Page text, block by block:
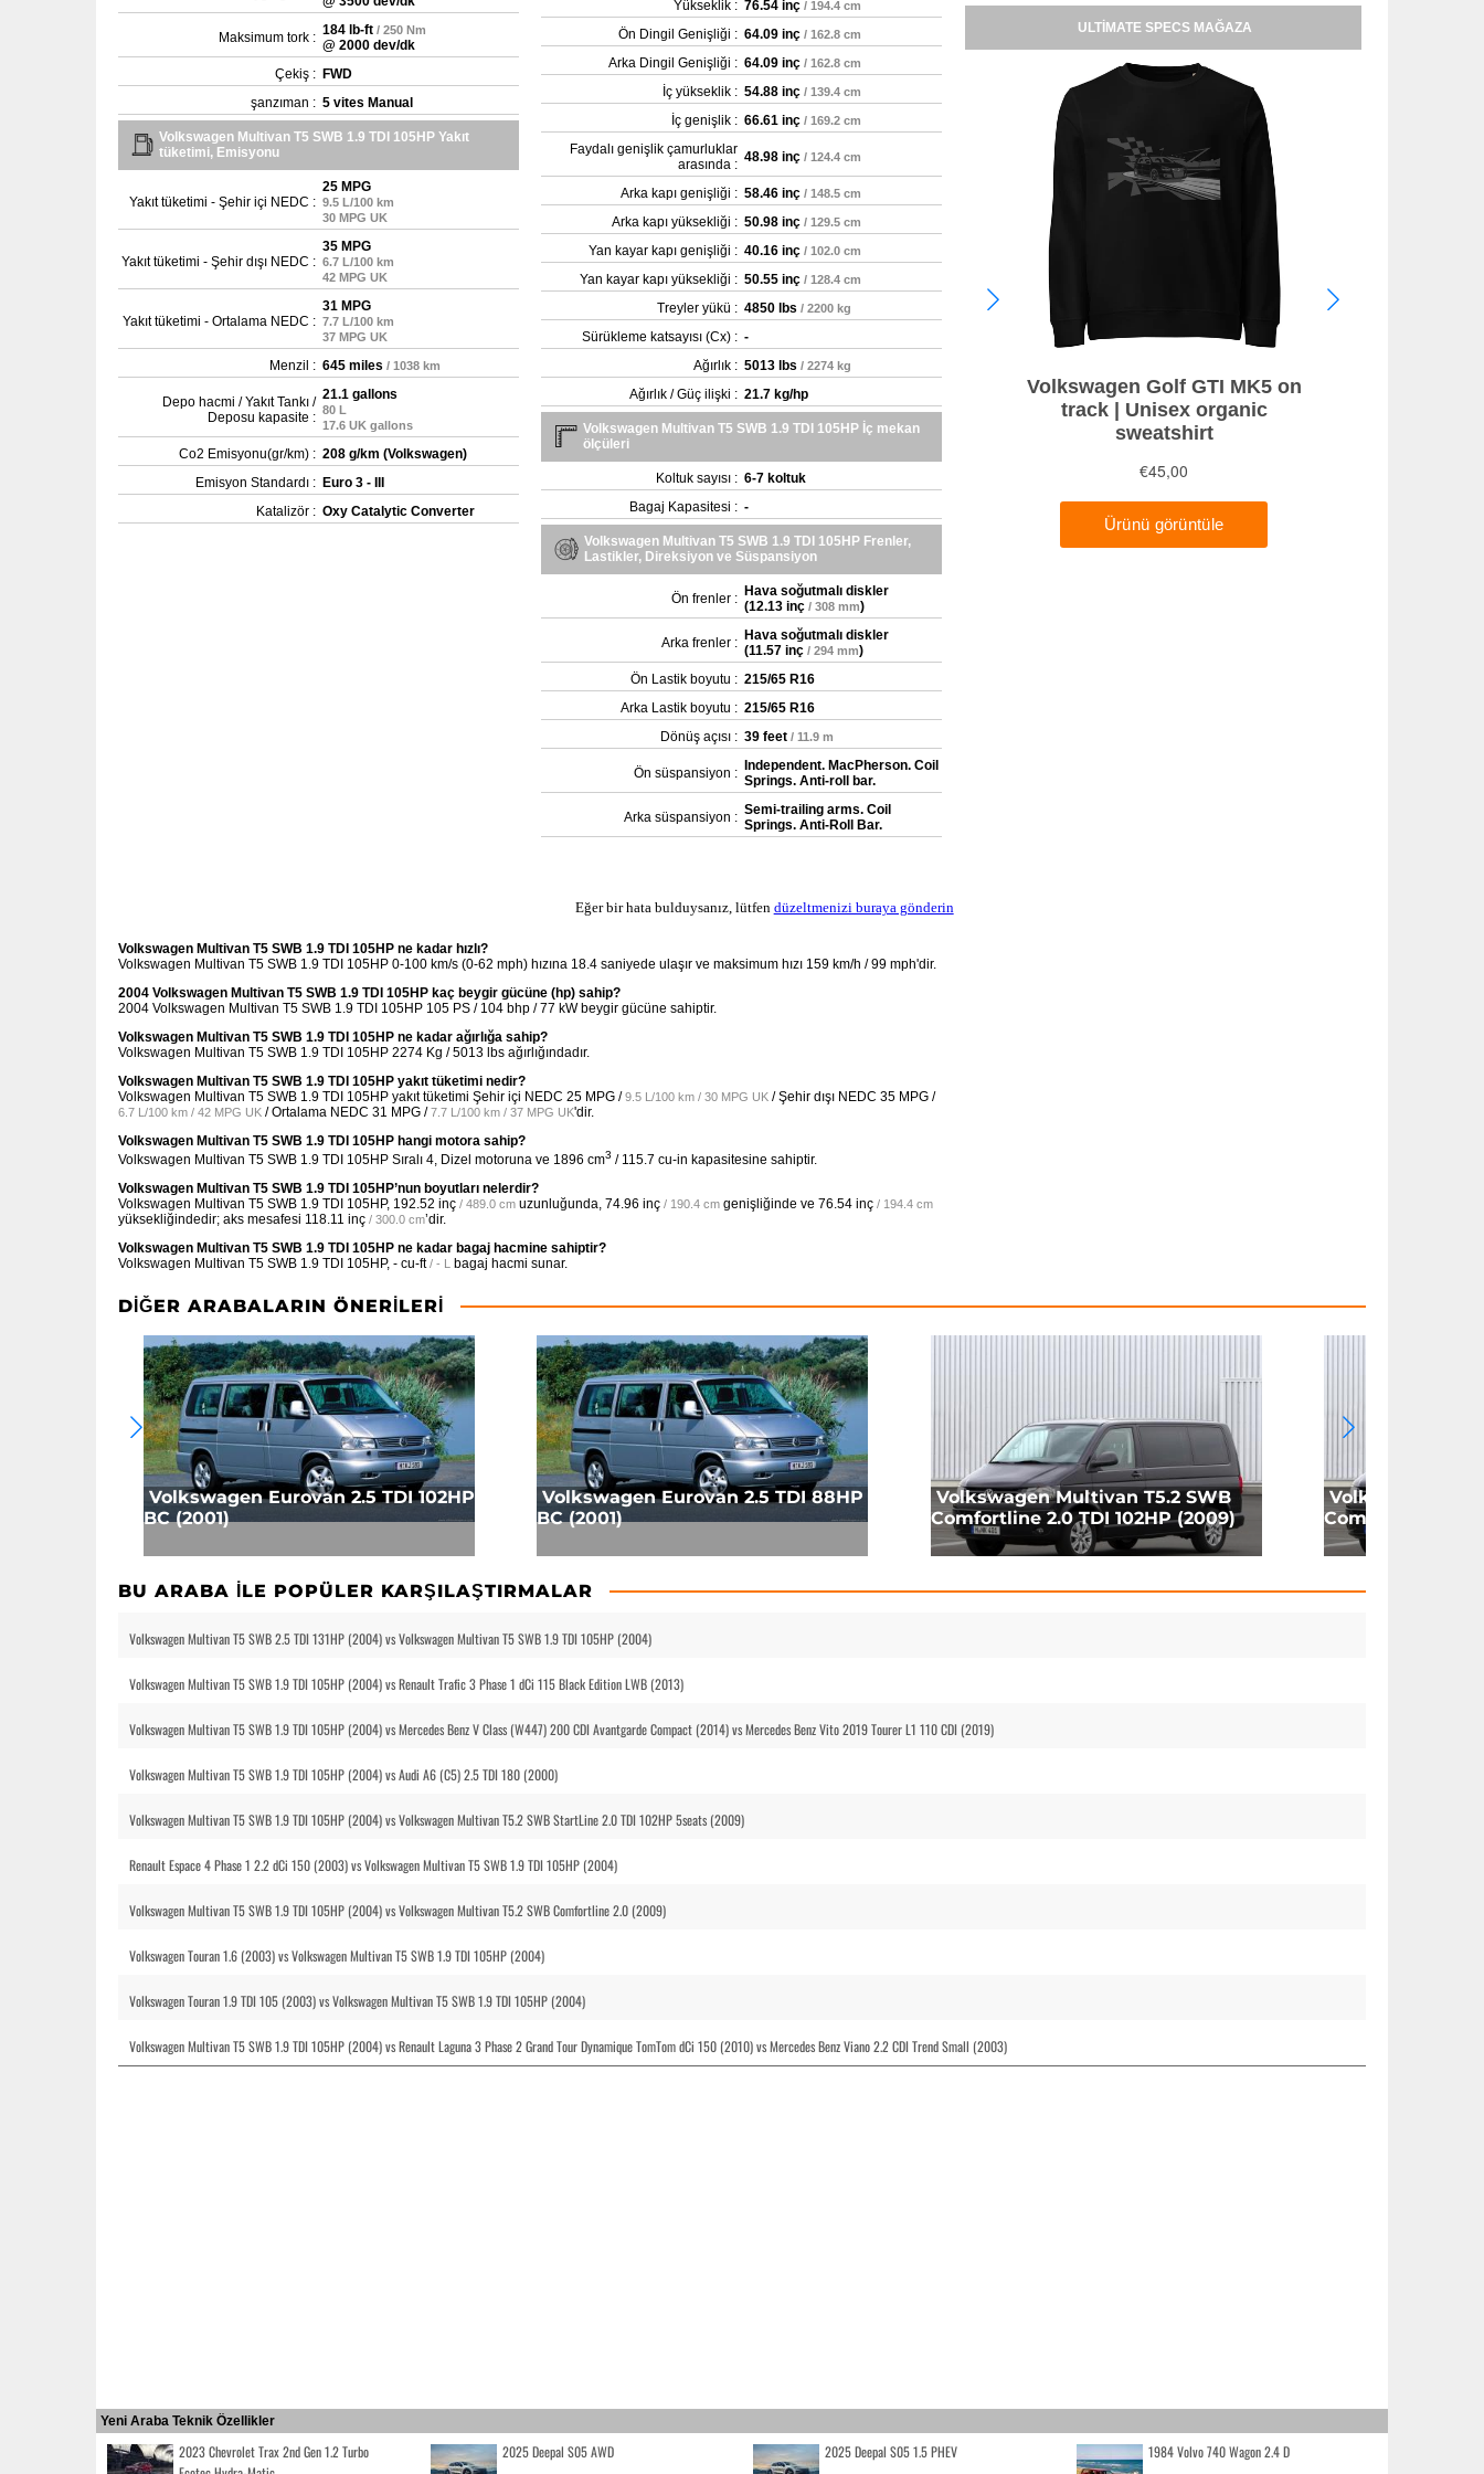
Maksimum tork : 184 lb-ft / 250 Nm
@ 2000 dev/dk
Çekiş : FWD
şanzıman : 5 vites Manual
Volkswagen Multivan T5 SWB 1.9 TDI 105HP Yakıt
tüketimi, Emisyonu
Yakıt tüketimi - Şehir içi NEDC :
25 MPG
9.5 L/100 km
30 MPG UK
Yakıt tüketimi - Şehir dışı NEDC :
35 MPG
6.7 L/100 km
42 MPG UK
Yakıt tüketimi - Ortalama NEDC :
31 MPG
7.7 L/100 km
37 MPG UK
Menzil : 645 miles / 1038 km
Depo hacmi / Yakıt Tankı /
Deposu kapasite :
21.1 gallons
80 L
17.6 UK gallons
Co2 Emisyonu(gr/km) : 208 g/km (Volkswagen)
Emisyon Standardı : Euro 3 - III
Katalizör : Oxy Catalytic Converter
Yükseklik : 76.54 inç / 194.4 cm
Ön Dingil Genişliği : 64.09 inç / 162.8 cm
Arka Dingil Genişliği : 64.09 inç / 162.8 cm
İç yükseklik : 54.88 inç / 139.4 cm
İç genişlik : 66.61 inç / 169.2 cm
Faydalı genişlik çamurluklar
arasında : 48.98 inç / 124.4 cm
Arka kapı genişliği : 58.46 inç / 148.5 cm
Arka kapı yüksekliği : 50.98 inç / 129.5 cm
Yan kayar kapı genişliği : 40.16 inç / 102.0 cm
Yan kayar kapı yüksekliği : 50.55 inç / 128.4 cm
Treyler yükü : 4850 lbs / 2200 kg
Sürükleme katsayısı (Cx) : -
Ağırlık : 5013 lbs / 2274 kg
Ağırlık / Güç ilişki : 21.7 kg/hp
Volkswagen Multivan T5 SWB 1.9 TDI 105HP İç mekan
ölçüleri
Koltuk sayısı : 6-7 koltuk
Bagaj Kapasitesi : -
Volkswagen Multivan T5 SWB 1.9 TDI 105HP Frenler,
Lastikler, Direksiyon ve Süspansiyon
Ön frenler : Hava soğutmalı diskler
(12.13 inç / 308 mm)
Arka frenler : Hava soğutmalı diskler
(11.57 inç / 294 mm)
Ön Lastik boyutu : 215/65 R16
Arka Lastik boyutu : 215/65 R16
Dönüş açısı : 39 feet / 11.9 m
Ön süspansiyon :
Independent. MacPherson. Coil
Springs. Anti-roll bar.
Arka süspansiyon : Semi-trailing arms. Coil
Springs. Anti-Roll Bar.
Eğer bir hata bulduysanız, lütfen düzeltmenizi buraya gönderin
Volkswagen Multivan T5 SWB 1.9 TDI 105HP ne kadar hızlı?
Volkswagen Multivan T5 SWB 1.9 TDI 105HP 0-100 km/s (0-62 mph) hızına 18.4 saniyede ulaşır ve maksimum hızı 159 km/h / 99 mph'dir.
2004 Volkswagen Multivan T5 SWB 1.9 TDI 105HP kaç beygir gücüne (hp) sahip?
2004 Volkswagen Multivan T5 SWB 1.9 TDI 105HP 105 PS / 104 bhp / 77 kW beygir gücüne sahiptir.
Volkswagen Multivan T5 SWB 1.9 TDI 105HP ne kadar ağırlığa sahip?
Volkswagen Multivan T5 SWB 1.9 TDI 105HP 2274 Kg / 5013 lbs ağırlığındadır.
Volkswagen Multivan T5 SWB 1.9 TDI 105HP yakıt tüketimi nedir?
Volkswagen Multivan T5 SWB 1.9 TDI 105HP yakıt tüketimi Şehir içi NEDC 25 MPG /9.5 L/100 km / 30 MPG UK / Şehir dışı NEDC 35 MPG /
6.7 L/100 km / 42 MPG UK / Ortalama NEDC 31 MPG /7.7 L/100 km / 37 MPG UK'dir.
Volkswagen Multivan T5 SWB 1.9 TDI 105HP hangi motora sahip?
Volkswagen Multivan T5 SWB 1.9 TDI 105HP Sıralı 4, Dizel motoruna ve 1896 cm3 / 115.7 cu-in kapasitesine sahiptir.
Volkswagen Multivan T5 SWB 1.9 TDI 105HP’nun boyutları nelerdir?
Volkswagen Multivan T5 SWB 1.9 TDI 105HP, 192.52 inç / 489.0 cm uzunluğunda, 74.96 inç / 190.4 cm genişliğinde ve 76.54 inç / 194.4 cm
yüksekliğindedir; aks mesafesi 118.11 inç / 300.0 cm’dir.
Volkswagen Multivan T5 SWB 1.9 TDI 105HP ne kadar bagaj hacmine sahiptir?
Volkswagen Multivan T5 SWB 1.9 TDI 105HP, - cu-ft / - L bagaj hacmi sunar.
ULTIMATE SPECS MAĞAZA
DIĞER ARABALARIN ÖNERILERI
Volkswagen Eurovan 2.5 TDI 102HP
BC (2001)
Volkswagen Eurovan 2.5 TDI 88HP
BC (2001)
Volkswagen Multivan T5.2 SWB
Comfortline 2.0 TDI 102HP (2009)
Volkswagen
Comfortline 2.0
BU ARABA ILE POPÜLER KARŞILAŞTIRMALAR
Volkswagen Multivan T5 SWB 2.5 TDI 131HP (2004) vs Volkswagen Multivan T5 SWB 1.9 TDI 105HP (2004)
Volkswagen Multivan T5 SWB 1.9 TDI 105HP (2004) vs Renault Trafic 3 Phase 1 dCi 115 Black Edition LWB (2013)
Volkswagen Multivan T5 SWB 1.9 TDI 105HP (2004) vs Mercedes Benz V Class (W447) 200 CDI Avantgarde Compact (2014) vs Mercedes Benz Vito 2019 Tourer L1 110 CDI (2019)
Volkswagen Multivan T5 SWB 1.9 TDI 105HP (2004) vs Audi A6 (C5) 2.5 TDI 180 (2000)
Volkswagen Multivan T5 SWB 1.9 TDI 105HP (2004) vs Volkswagen Multivan T5.2 SWB StartLine 2.0 TDI 102HP 5seats (2009)
Renault Espace 4 Phase 1 2.2 dCi 150 (2003) vs Volkswagen Multivan T5 SWB 1.9 TDI 105HP (2004)
Volkswagen Multivan T5 SWB 1.9 TDI 105HP (2004) vs Volkswagen Multivan T5.2 SWB Comfortline 2.0 (2009)
Volkswagen Touran 1.6 (2003) vs Volkswagen Multivan T5 SWB 1.9 TDI 105HP (2004)
Volkswagen Touran 1.9 TDI 105 (2003) vs Volkswagen Multivan T5 SWB 1.9 TDI 105HP (2004)
Volkswagen Multivan T5 SWB 1.9 TDI 105HP (2004) vs Renault Laguna 3 Phase 2 Grand Tour Dynamique TomTom dCi 150 (2010) vs Mercedes Benz Viano 2.2 CDI Trend Small (2003)
Yeni Araba Teknik Özellikler
2023 Chevrolet Trax 2nd Gen 1.2 Turbo
2025 Deepal S05 AWD 2025 Deepal S05 1.5 PHEV 1984 Volvo 740 Wagon 2.4 D